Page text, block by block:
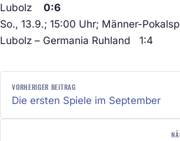
Lubolz 0:6
So., 13.9.; 15:00 Uhr; Männer-
Lubolz – Germania Ruhland 1:4
BEITRAGSNAVIGATION
VORHERIGER BEITRAG
Die ersten Spiele im September